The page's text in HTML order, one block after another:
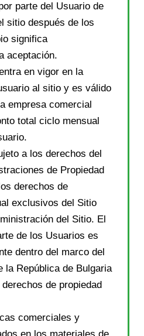
parte del Usuario de
sitio después de los
significa
aceptación.
en vigor en la
al sitio y es válido
empresa comercial
total ciclo mensual
a los derechos del
de Propiedad
derechos de
exclusivos del Sitio
del Sitio. El
de los Usuarios es
dentro del marco del
la República de Bulgaria
de propiedad
comerciales y